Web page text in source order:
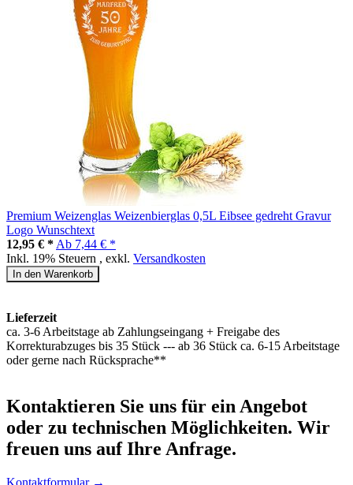
Premium Weizenglas Weizenbierglas 0,5L Eibsee gedreht Gravur
Logo Wunschtext
12,95 € * Ab 7,44 € *
Inkl. 19% Steuern , exkl. Versandkosten
In den Warenkorb
Lieferzeit
ca. 3-6 Arbeitstage ab Zahlungseingang + Freigabe des
Korrekturabzuges bis 35 Stück --- ab 36 Stück ca. 6-15 Arbeitstage
oder gerne nach Rücksprache**
Kontaktieren Sie uns für ein Angebot
oder zu technischen Möglichkeiten. Wir
freuen uns auf Ihre Anfrage.
Kontaktformular →